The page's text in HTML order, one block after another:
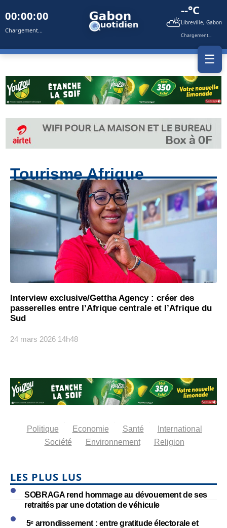
00:00:00
Chargement... ⛅
--°C
Libreville, Gabon
Chargement...
☰
Tourisme Afrique
Interview exclusive/Gettha Agency : créer des
passerelles entre l’Afrique centrale et l’Afrique du
Sud
24 mars 2026 14h48
Politique Economie Santé
International
Société
Environnement Religion
LES PLUS LUS
SOBRAGA rend hommage au dévouement de ses
retraités par une dotation de véhicule
5ᵉ arrondissement : entre gratitude électorale et